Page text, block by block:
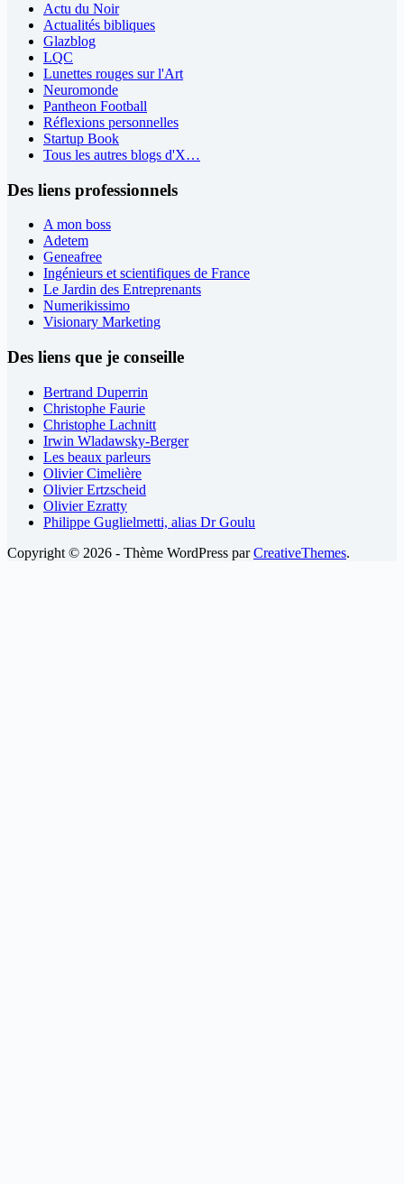
Actu du Noir
Actualités bibliques
Glazblog
LQC
Lunettes rouges sur l'Art
Neuromonde
Pantheon Football
Réflexions personnelles
Startup Book
Tous les autres blogs d'X…
Des liens professionnels
A mon boss
Adetem
Geneafree
Ingénieurs et scientifiques de France
Le Jardin des Entreprenants
Numerikissimo
Visionary Marketing
Des liens que je conseille
Bertrand Duperrin
Christophe Faurie
Christophe Lachnitt
Irwin Wladawsky-Berger
Les beaux parleurs
Olivier Cimelière
Olivier Ertzscheid
Olivier Ezratty
Philippe Guglielmetti, alias Dr Goulu
Copyright © 2026 - Thème WordPress parCreativeThemes.